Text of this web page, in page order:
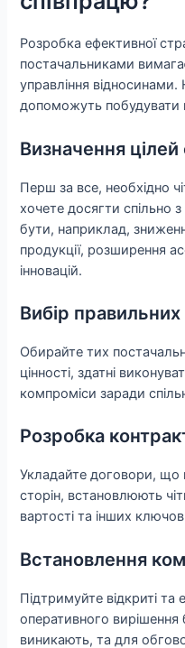
Розробка ефективної
постачальниками
управління
допоможуть побудувати
Визначення цілей
Перш за все, необхідно
хочете досягти спільно
бути, наприклад,
продукції, розширення
інновацій.
Вибір
Обирайте тих
цінності, здатні
компроміси заради
Розробка
Укладайте договори, що
сторін, встановлюють
вартості та інших
Встановлення
Підтримуйте відкриті та
оперативного
виникають, та для